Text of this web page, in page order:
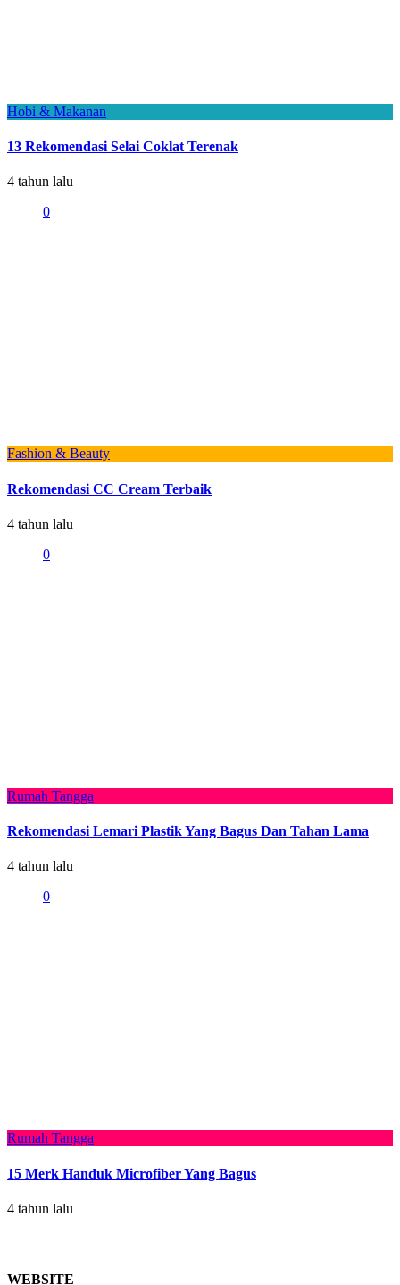
Hobi & Makanan
13 Rekomendasi Selai Coklat Terenak
4 tahun lalu
0
Fashion & Beauty
Rekomendasi CC Cream Terbaik
4 tahun lalu
0
Rumah Tangga
Rekomendasi Lemari Plastik Yang Bagus Dan Tahan Lama
4 tahun lalu
0
Rumah Tangga
15 Merk Handuk Microfiber Yang Bagus
4 tahun lalu
WEBSITE